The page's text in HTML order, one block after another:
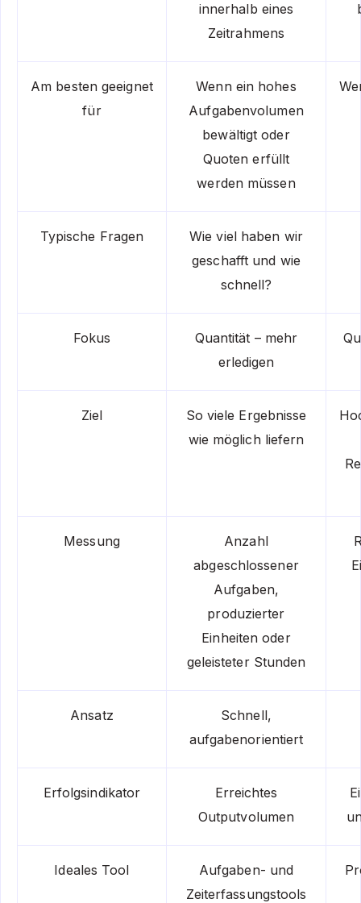
innerhalb eines
Zeitrahmens
Am besten geeignet
für
Wenn ein hohes
Aufgabenvolumen
bewältigt oder
Quoten erfüllt
werden müssen
Typische Fragen
Wie viel haben wir
geschafft und wie
schnell?
Fokus
Quantität – mehr
erledigen
Ziel
So viele Ergebnisse
wie möglich liefern
Messung
Anzahl
abgeschlossener
Aufgaben,
produzierter
Einheiten oder
geleisteter Stunden
Ansatz
Schnell,
aufgabenorientiert
Erfolgsindikator
Erreichtes
Outputvolumen
Ideales Tool
Aufgaben- und
Zeiterfassungstools